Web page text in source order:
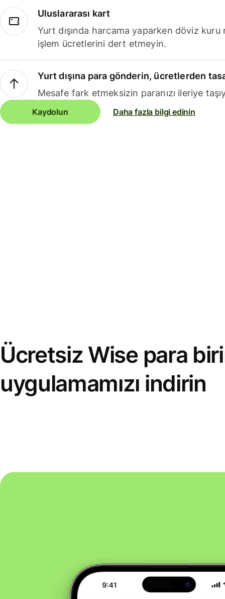
Uluslararası kart
Yurt dışında harcama yaparken döviz kuru
işlem ücretlerini dert etmeyin.
Yurt dışına para gönderin, ücretlerden
Mesafe fark etmeksizin paranızı ileriye
Kaydolun Daha fazla bilgi edinin
Ücretsiz Wise para
uygulamamızı indirin